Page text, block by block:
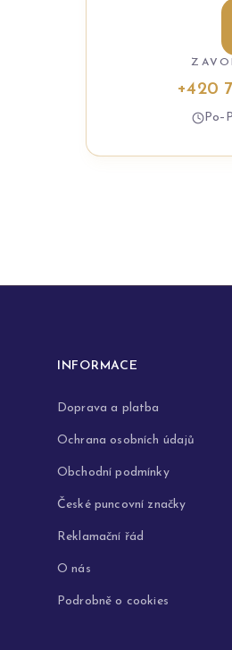
+420
INFORMACE
Doprava a platba
Ochrana osobních údajů
Obchodní podmínky
České puncovní značky
Reklamační řád
O nás
Podrobně o cookies